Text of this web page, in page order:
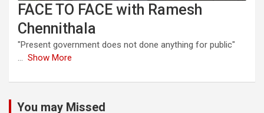
FACE TO FACE with Ramesh
Chennithala
"Present government does not done anything for public"
... Show More
You may Missed